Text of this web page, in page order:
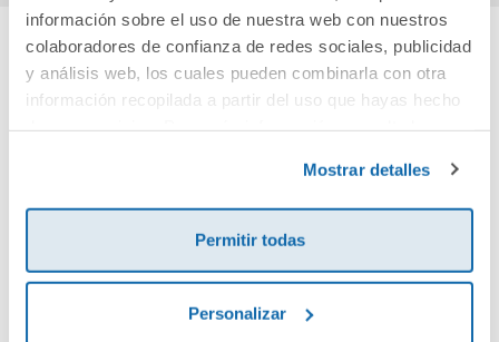
información sobre el uso de nuestra web con nuestros
colaboradores de confianza de redes sociales, publicidad
y análisis web, los cuales pueden combinarla con otra
información recopilada a partir del uso que hayas hecho
Mostrar detalles
Permitir todas
Personalizar
Cuéntanos tu opinión